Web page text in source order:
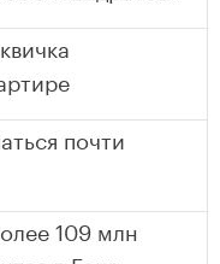
почти
109 млн